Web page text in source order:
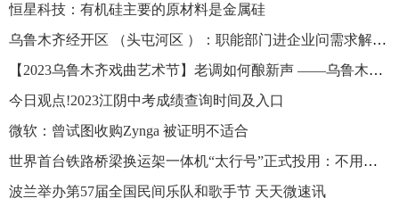
恒星科技：有机硅主要的原材料是金属硅
乌鲁木齐经开区 （头屯河区 ）：职能部门进企业问需求解难题
【2023乌鲁木齐戏曲艺术节】老调如何酿新声 ——乌鲁木齐戏曲院团负责人谈传承与创新-环球关注
今日观点!2023江阴中考成绩查询时间及入口
微软：曾试图收购Zynga 被证明不适合
世界首台铁路桥梁换运架一体机“太行号”正式投用：不用断线、停运了 今日看点
波兰举办第57届全国民间乐队和歌手节 天天微速讯